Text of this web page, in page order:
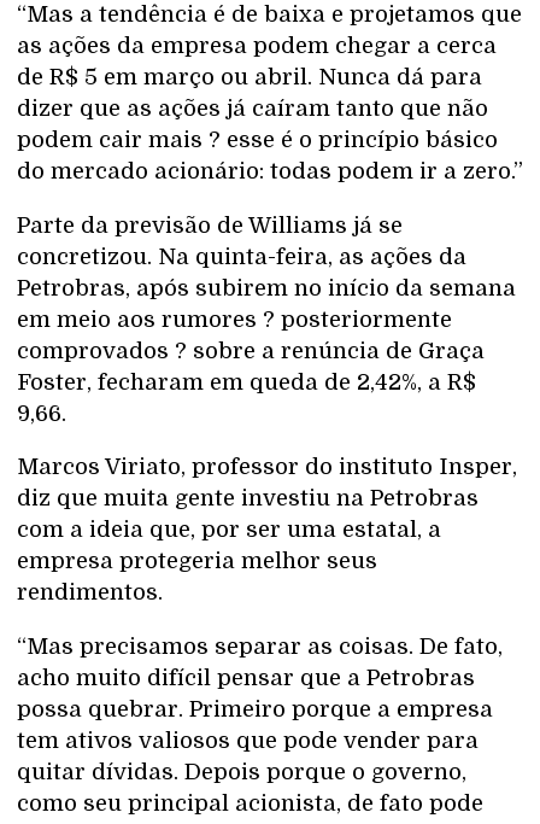
“Mas a tendência é de baixa e projetamos que
as ações da empresa podem chegar a cerca
de R$ 5 em março ou abril. Nunca dá para
dizer que as ações já caíram tanto que não
podem cair mais ? esse é o princípio básico
do mercado acionário: todas podem ir a zero.”
Parte da previsão de Williams já se
concretizou. Na quinta-feira, as ações da
Petrobras, após subirem no início da semana
em meio aos rumores ? posteriormente
comprovados ? sobre a renúncia de Graça
Foster, fecharam em queda de 2,42%, a R$
9,66.
Marcos Viriato, professor do instituto Insper,
diz que muita gente investiu na Petrobras
com a ideia que, por ser uma estatal, a
empresa protegeria melhor seus
rendimentos.
“Mas precisamos separar as coisas. De fato,
acho muito difícil pensar que a Petrobras
possa quebrar. Primeiro porque a empresa
tem ativos valiosos que pode vender para
quitar dívidas. Depois porque o governo,
como seu principal acionista, de fato pode